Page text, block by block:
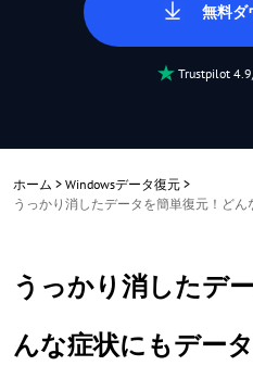
無料ダ
Trustpilot
ホーム > Windowsデータ復元 >
うっかり消したデータを簡単復元！ど
うっかり消したデ
んな症状にもデー